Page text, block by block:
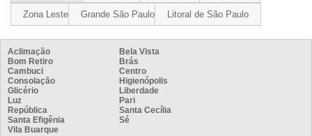
Zona Leste Grande São Paulo Litoral de São Paulo
Aclimação
Bela Vista
Bom Retiro
Brás
Cambuci
Centro
Consolação
Higienópolis
Glicério
Liberdade
Luz
Pari
República
Santa Cecília
Santa Efigênia
Sé
Vila Buarque